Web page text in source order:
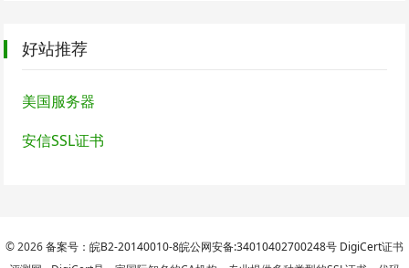
好站推荐
美国服务器
安信SSL证书
© 2026备案号：皖B2-20140010-8皖公网安备:34010402700248号 DigiCert证书